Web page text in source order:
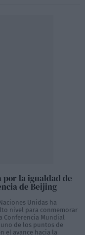
por la igualdad de
de Beijing
Unidas ha
nivel para conmemorar
Conferencia Mundial
de los puntos de
el avance hacia la